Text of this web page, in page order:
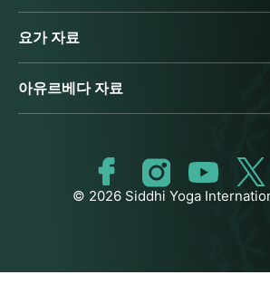
요가 자료
아유르베다 자료
© 2026 Siddhi Yoga